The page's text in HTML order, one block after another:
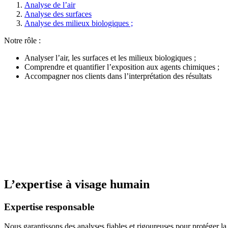
Analyse de l’air
Analyse des surfaces
Analyse des milieux biologiques ;
Notre rôle :
Analyser l’air, les surfaces et les milieux biologiques ;
Comprendre et quantifier l’exposition aux agents chimiques ;
Accompagner nos clients dans l’interprétation des résultats
L’expertise à visage humain
Expertise responsable